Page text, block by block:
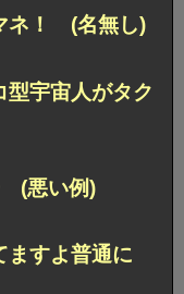
ネ！ (名無し)
型宇宙人がタク
(悪い例)
ますよ普通に